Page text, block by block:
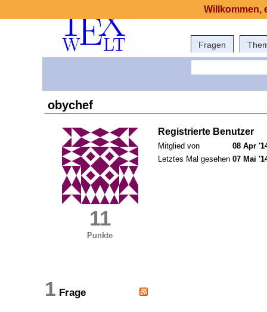
Fragen
obychef
11
Punkte
Registrierte Benutzer
Mitglied von
08 Apr
Letztes Mal gesehen 07 Mai
1 Frage
Willkommen,